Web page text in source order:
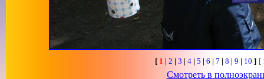
[ 1 | 2 | 3 | 4 | 5 | 6 | 7 | 8 | 9 | 10 ] [
Смотреть в